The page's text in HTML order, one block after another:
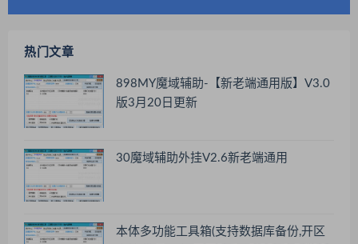
热门文章
898MY魔域辅助-【新老端通用版】V3.0
版3月20日更新
30魔域辅助外挂V2.6新老端通用
本体多功能工具箱(支持数据库备份,开区